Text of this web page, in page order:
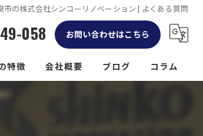
の株式会社シンコーリノベーション | よくある質問
058 お問い合わせはこちら
特徴 会社概要 ブログ コラム